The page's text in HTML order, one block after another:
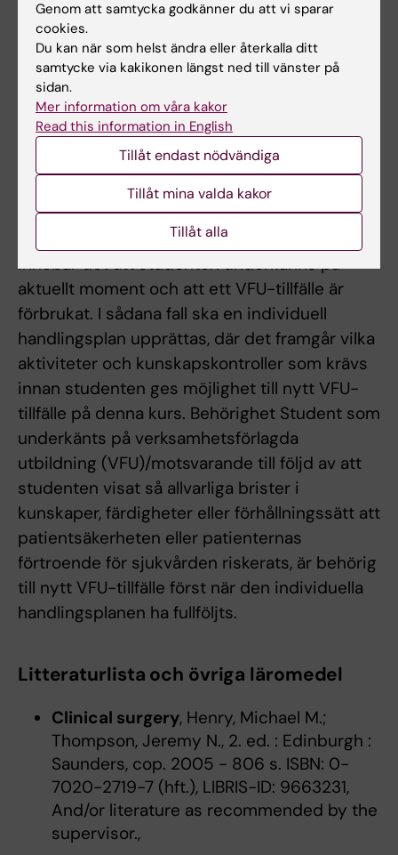
Övriga föreskrifter
Examination Examinator kan med omedelbar
verkan avbryta en students
verksamhetsförlagda utbildning (VFU) eller
motsvarande om studenten visar sådana
allvarliga brister i kunskaper, färdigheter eller
förhållningssätt att patientsäkerheten eller
patienternas förtroende för sjukvården
riskeras. När VFU avbryts på detta sätt
innebär det att studenten underkänns på
aktuellt moment och att ett VFU-tillfälle är
förbrukat. I sådana fall ska en individuell
handlingsplan upprättas, där det framgår vilka
aktiviteter och kunskapskontroller som krävs
innan studenten ges möjlighet till nytt VFU-
tillfälle på denna kurs. Behörighet Student som
underkänts på verksamhetsförlagda
utbildning (VFU)/motsvarande till följd av att
studenten visat så allvarliga brister i
kunskaper, färdigheter eller förhållningssätt att
patientsäkerheten eller patienternas
förtroende för sjukvården riskerats, är behörig
till nytt VFU-tillfälle först när den individuella
handlingsplanen ha fullföljts.
Litteraturlista och övriga läromedel
Clinical surgery, Henry, Michael M.;
Thompson, Jeremy N., 2. ed. : Edinburgh :
Saunders, cop. 2005 - 806 s. ISBN: 0-
7020-2719-7 (hft.), LIBRIS-ID: 9663231,
And/or literature as recommended by the
supervisor.,
Genom att samtycka godkänner du att vi sparar
cookies.
Du kan när som helst ändra eller återkalla ditt
samtycke via kakikonen längst ned till vänster på
sidan.
Mer information om våra kakor
Read this information in English
Tillåt endast nödvändiga
Tillåt mina valda kakor
Tillåt alla